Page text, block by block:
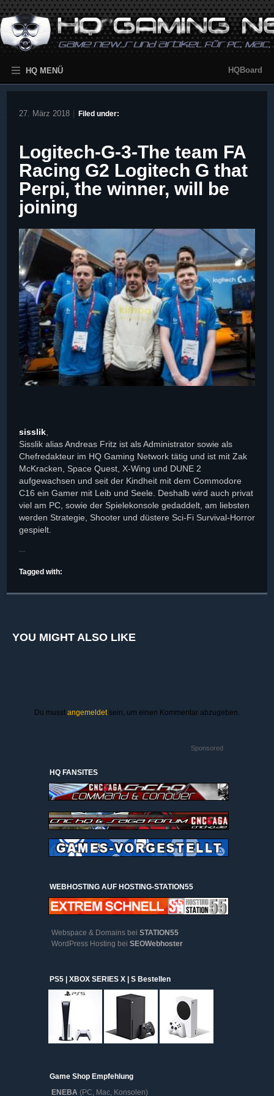
HQ MENÜ HQBoard
27. März 2018 Filed under:
Logitech-G-3-The team FA
Racing G2 Logitech G that
Perpi, the winner, will be
joining
sisslik,
Sisslik alias Andreas Fritz ist als Administrator sowie als
Chefredakteur im HQ Gaming Network tätig und ist mit Zak
McKracken, Space Quest, X-Wing und DUNE 2
aufgewachsen und seit der Kindheit mit dem Commodore
C16 ein Gamer mit Leib und Seele. Deshalb wird auch privat
viel am PC, sowie der Spielekonsole gedaddelt, am liebsten
werden Strategie, Shooter und düstere Sci-Fi Survival-Horror
gespielt.
Tagged with:
YOU MIGHT ALSO LIKE
Du musst angemeldetsein, um einen Kommentar abzugeben.
Sponsored
HQ FANSITES
WEBHOSTING AUF HOSTING-STATION55
Webspace & Domains bei STATION55
WordPress Hosting bei SEOWebhoster
PS5 | XBOX SERIES X | S Bestellen
Game Shop Empfehlung
ENEBA (PC, Mac, Konsolen)